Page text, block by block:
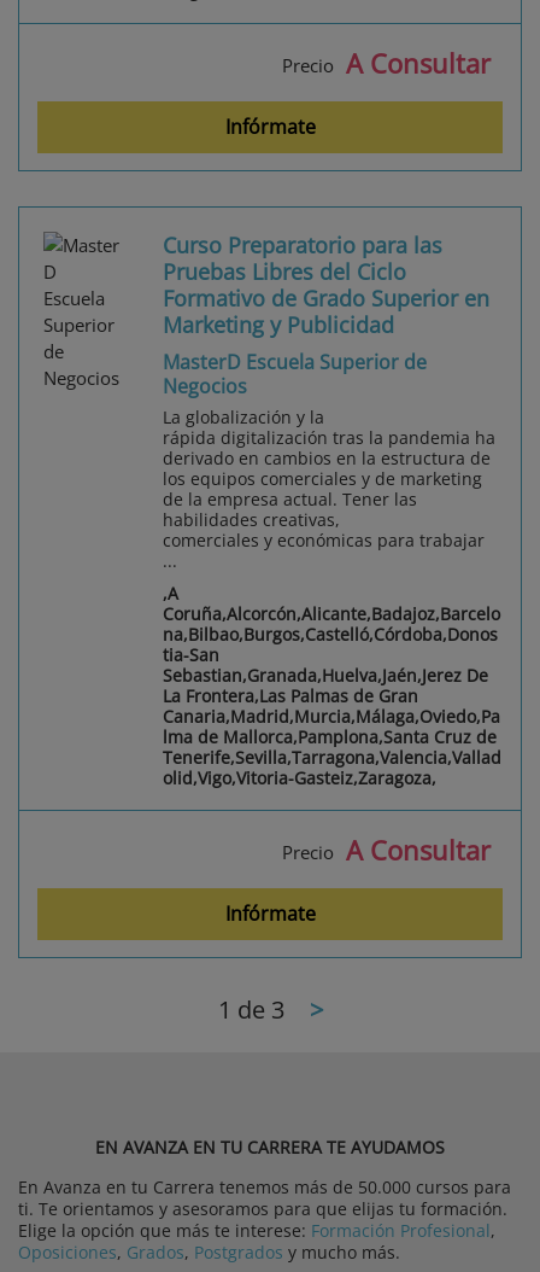
Precio A Consultar
Infórmate
Curso Preparatorio para las
Pruebas Libres del Ciclo
Formativo de Grado Superior en
Marketing y Publicidad
MasterD Escuela Superior de
Negocios
La globalización y la
rápida digitalización tras la pandemia ha
derivado en cambios en la estructura de
los equipos comerciales y de marketing
de la empresa actual. Tener las
habilidades creativas,
comerciales y económicas para trabajar
...
,A
Coruña,Alcorcón,Alicante,Badajoz,Barcelo
na,Bilbao,Burgos,Castelló,Córdoba,Donos
tia-San
Sebastian,Granada,Huelva,Jaén,Jerez De
La Frontera,Las Palmas de Gran
Canaria,Madrid,Murcia,Málaga,Oviedo,Pa
lma de Mallorca,Pamplona,Santa Cruz de
Tenerife,Sevilla,Tarragona,Valencia,Vallad
olid,Vigo,Vitoria-Gasteiz,Zaragoza,
Precio A Consultar
Infórmate
1 de 3 >
EN AVANZA EN TU CARRERA TE AYUDAMOS
En Avanza en tu Carrera tenemos más de 50.000 cursos para
ti. Te orientamos y asesoramos para que elijas tu formación.
Elige la opción que más te interese: Formación Profesional,
Oposiciones, Grados, Postgrados y mucho más.